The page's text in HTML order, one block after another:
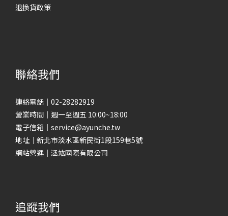
退換貨政策
聯絡我們
連絡電話｜02-28282919
營業時間｜週一至週五 10:00~18:00
電子信箱｜service@ayunche.tw
地址｜新北市淡水區新民街1段159巷5號
網站營運｜洆竑國際有限公司
追蹤我們